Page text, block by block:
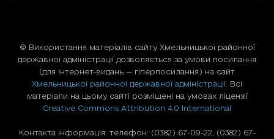
© Використання матерiалiв сайту Хмельницької районної
державної адміністрації дозволяється за умови посилання
(для iнтернет-видань — гiперпосилання) на сайт
Хмельницької районної державної адміністрації . Всі
матеріали на цьому сайті розміщені на умовах ліцензії
Creative Commons Attribution 4.0 International
Контакта інформація: телефон: (0382) 67-09-22, (0382) 67-